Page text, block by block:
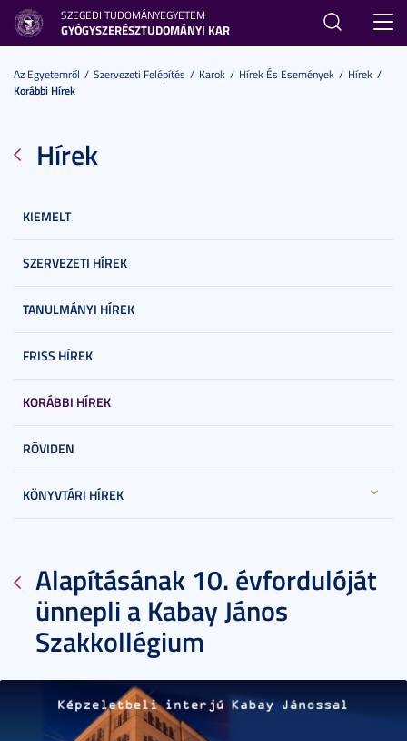
SZEGEDI TUDOMÁNYEGYETEM
GYÓGYSZERÉSZTUDOMÁNYI KAR
Az Egyetemről Szervezeti Felépítés Karok Hírek És Események
Hírek
Korábbi Hírek
Hírek
KIEMELT
SZERVEZETI HÍREK
TANULMÁNYI HÍREK
FRISS HÍREK
KORÁBBI HÍREK
RÖVIDEN
KÖNYVTÁRI HÍREK
Alapításának 10. évfordulóját
ünnepli a Kabay János
Szakkollégium